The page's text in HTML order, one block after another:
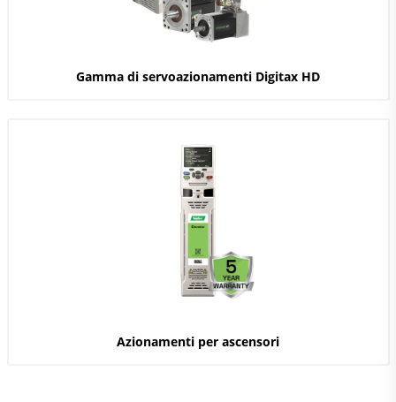
Gamma di servoazionamenti Digitax HD
Azionamenti per ascensori